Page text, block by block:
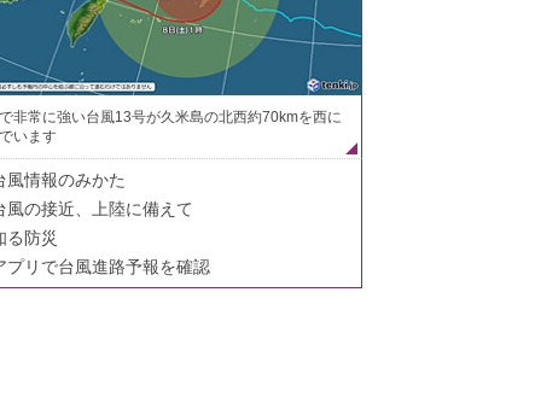
非常に強い台風13号が久米島の北西約70kmを西に
います
風情報のみかた
風の接近、上陸に備えて
る防災
プリで台風進路予報を確認